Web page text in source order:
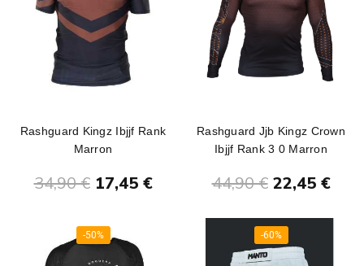
Rashguard Kingz Ibjjf Rank
Marron
34,90 € 17,45 €
Rashguard Jjb Kingz Crown
Ibjjf Rank 3 0 Marron
44,90 € 22,45 €
-50% -60%